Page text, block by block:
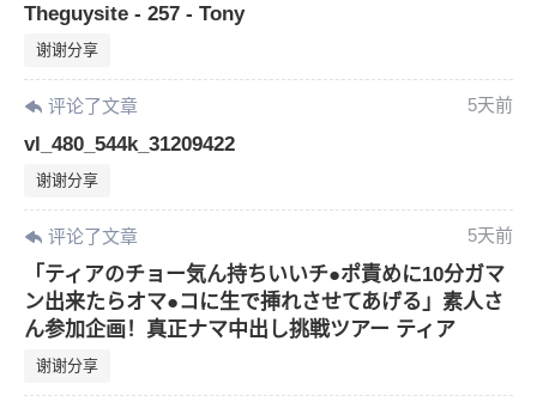
Theguysite - 257 - Tony
谢谢分享
评论了文章 5天前
vl_480_544k_31209422
谢谢分享
评论了文章 5天前
「ティアのチョー気ん持ちいいチ●ポ責めに10分ガマ
ン出来たらオマ●コに生で挿れさせてあげる」素人さ
ん参加企画！真正ナマ中出し挑戦ツアー ティア
谢谢分享